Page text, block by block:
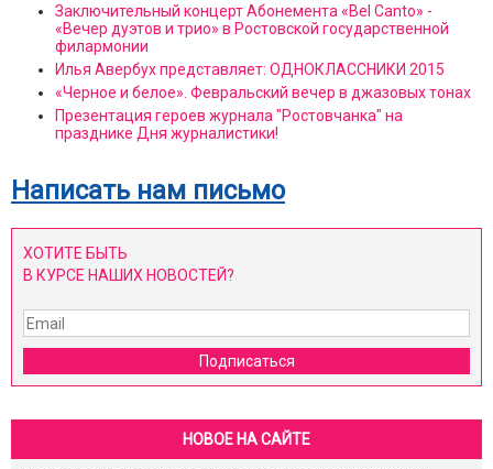
Заключительный концерт Абонемента «Bel Canto» -
«Вечер дуэтов и трио» в Ростовской государственной
филармонии
Илья Авербух представляет: ОДНОКЛАССНИКИ 2015
«Черное и белое». Февральский вечер в джазовых тонах
Презентация героев журнала "Ростовчанка" на
празднике Дня журналистики!
Написать нам письмо
ХОТИТЕ БЫТЬ
В КУРСЕ НАШИХ НОВОСТЕЙ?
Подписаться
НОВОЕ НА САЙТЕ